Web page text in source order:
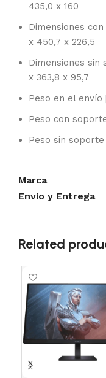
435,0 x 160
Dimensiones
x 450,7 x 226,5
Dimensiones sin
x 363,8 x 95,7
Peso en el envío
Peso con
Peso sin
Marca
Envío y Entrega
Related